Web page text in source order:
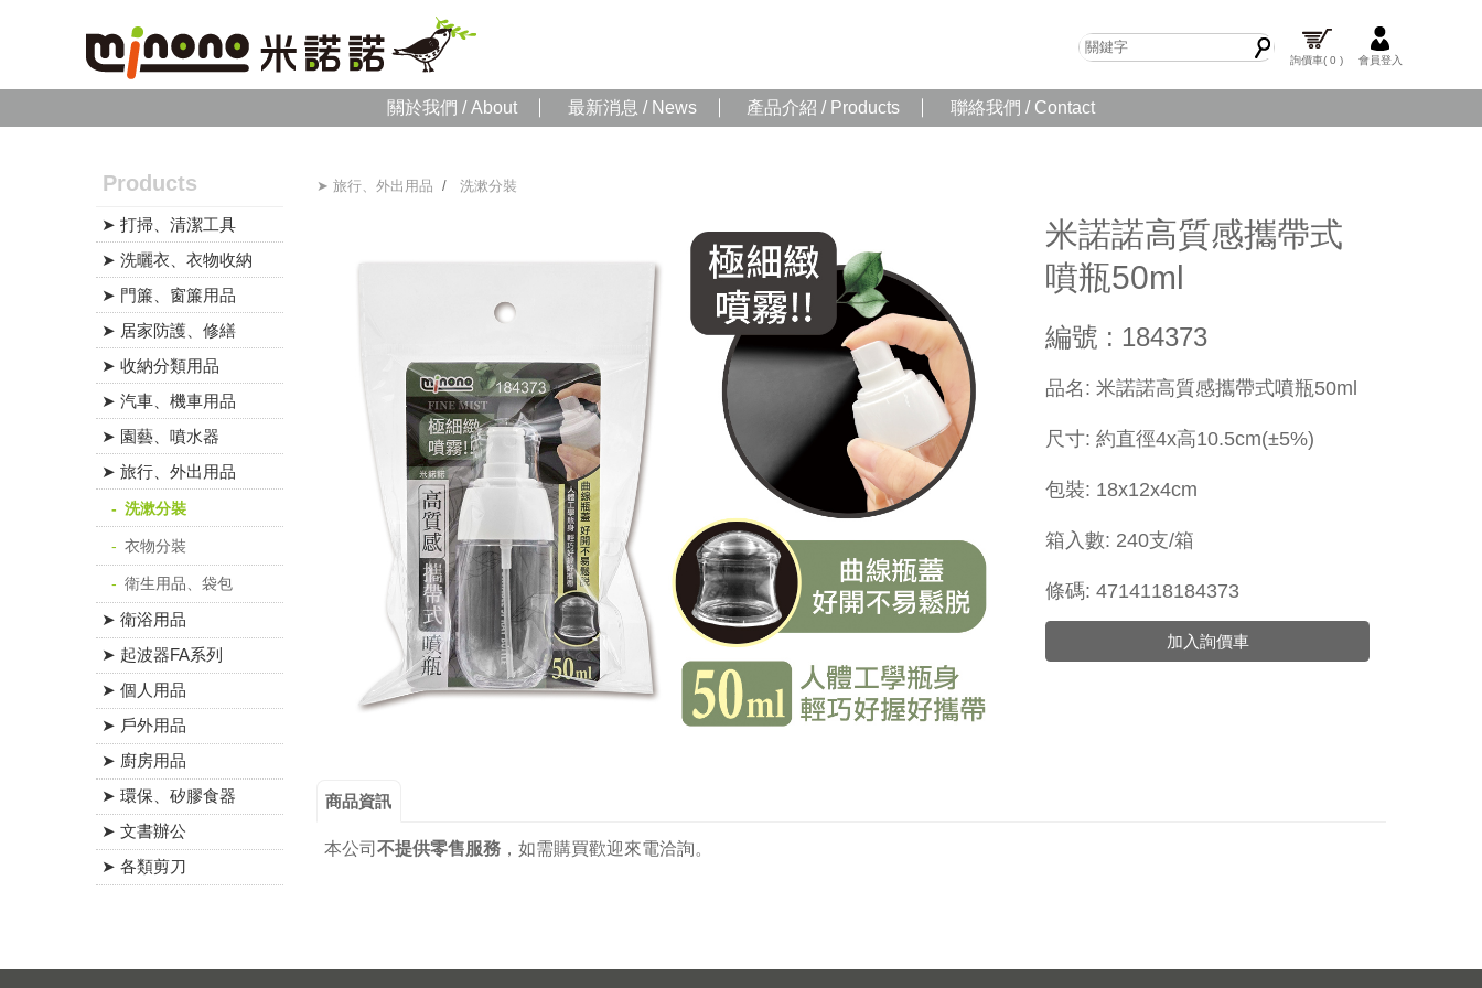
詢價車( 0 ) 會員登入
關於我們 / About 最新消息 / News 產品介紹 / Products 聯絡我們 / Contact
Products
➤ 打掃、清潔工具
➤ 洗曬衣、衣物收納
➤ 門簾、窗簾用品
➤ 居家防護、修繕
➤ 收納分類用品
➤ 汽車、機車用品
➤ 園藝、噴水器
➤ 旅行、外出用品
洗漱分裝
衣物分裝
衛生用品、袋包
➤ 衛浴用品
➤ 起波器FA系列
➤ 個人用品
➤ 戶外用品
➤ 廚房用品
➤ 環保、矽膠食器
➤ 文書辦公
➤ 各類剪刀
➤ 旅行、外出用品 / 洗漱分裝
米諾諾高質感攜帶式
噴瓶50ml
編號 : 184373
品名: 米諾諾高質感攜帶式噴瓶50ml
尺寸: 約直徑4x高10.5cm(±5%)
包裝: 18x12x4cm
箱入數: 240支/箱
條碼: 4714118184373
加入詢價車
商品資訊
本公司不提供零售服務 ，如需購買歡迎來電洽詢。